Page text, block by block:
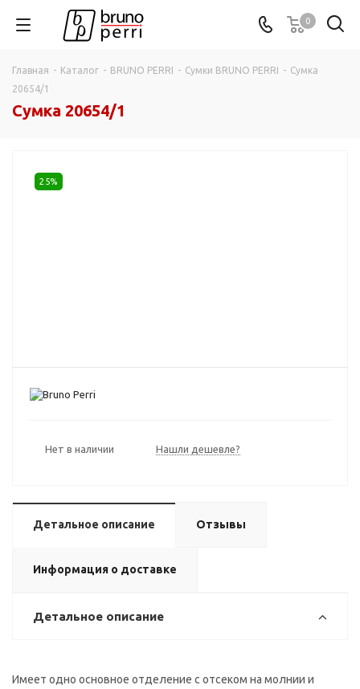
0
Главная - Каталог - BRUNO PERRI - Сумки BRUNO PERRI - Сумка
20654/1
Сумка 20654/1
25%
Нет в наличии Нашли дешевле?
Детальное описание Отзывы
Информация о доставке
Детальное описание
Имеет одно основное отделение с отсеком на молнии и